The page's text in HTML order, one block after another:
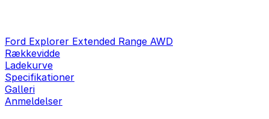
Ford Explorer Extended Range AWD
Rækkevidde
Ladekurve
Specifikationer
Galleri
Anmeldelser